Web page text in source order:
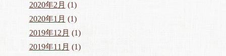
2020年2月 (1)
2020年1月 (1)
2019年12月 (1)
2019年11月 (1)